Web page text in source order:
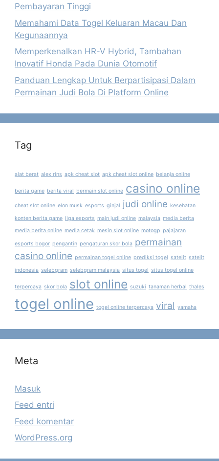
Pembayaran Tinggi
Memahami Data Togel Keluaran Macau Dan
Kegunaannya
Memperkenalkan HR-V Hybrid, Tambahan
Inovatif Honda Pada Dunia Otomotif
Panduan Lengkap Untuk Berpartisipasi Dalam
Permainan Judi Bola Di Platform Online
Tag
alat berat alex rins apk cheat slot apk cheat slot online belanja online
berita game berita viral bermain slot online casino online
cheat slot online elon musk esports ginjal judi online kesehatan
konten berita game liga esports main judi online malaysia media berita
media berita online media cetak mesin slot online motogp pajajaran
esports bogor pengantin pengaturan skor bola permainan
casino online permainan togel online prediksi togel satelit satelit
indonesia selebgram selebgram malaysia situs togel situs togel online
terpercaya skor bola slot online suzuki tanaman herbal thales
togel online togel online terpercaya viral yamaha
Meta
Masuk
Feed entri
Feed komentar
WordPress.org